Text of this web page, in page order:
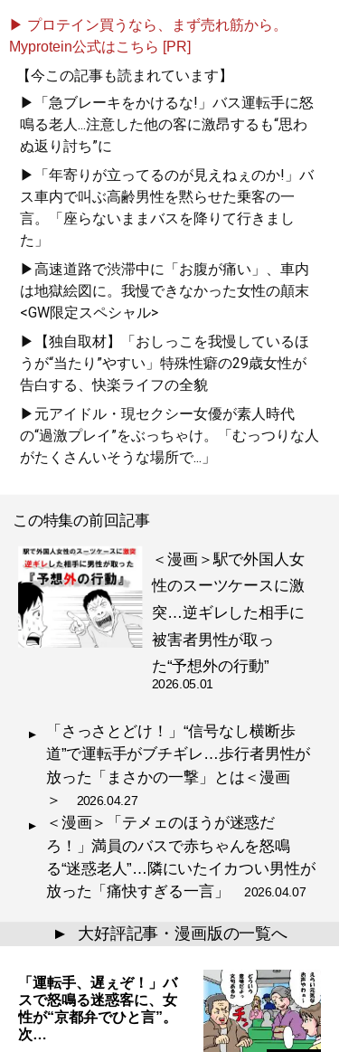
▶ プロテイン買うなら、まず売れ筋から。
Myprotein公式はこちら [PR]
【今この記事も読まれています】
▶「急ブレーキをかけるな!」バス運転手に怒
鳴る老人...注意した他の客に激昂するも“思わ
ぬ返り討ち”に
▶「年寄りが立ってるのが見えねぇのか!」バ
ス車内で叫ぶ高齢男性を黙らせた乗客の一
言。「座らないままバスを降りて行きまし
た」
▶高速道路で渋滞中に「お腹が痛い」、車内
は地獄絵図に。我慢できなかった女性の顛末
<GW限定スペシャル>
▶【独自取材】「おしっこを我慢しているほ
うが“当たり”やすい」特殊性癖の29歳女性が
告白する、快楽ライフの全貌
▶元アイドル・現セクシー女優が素人時代
の“過激プレイ”をぶっちゃけ。「むっつりな人
がたくさんいそうな場所で...」
この特集の前回記事
＜漫画＞駅で外国人女
性のスーツケースに激
突…逆ギレした相手に
被害者男性が取っ
た“予想外の行動”
2026.05.01
「さっさとどけ！」“信号なし横断歩
道”で運転手がブチギレ…歩行者男性が
放った「まさかの一撃」とは＜漫画
＞ 2026.04.27
＜漫画＞「テメェのほうが迷惑だ
ろ！」満員のバスで赤ちゃんを怒鳴
る“迷惑老人”…隣にいたイカつい男性が
放った「痛快すぎる一言」2026.04.07
▲ 大好評記事・漫画版の一覧へ
「運転手、遅ぇぞ！」バ
スで怒鳴る迷惑客に、女
性が“京都弁でひと言”。
次…